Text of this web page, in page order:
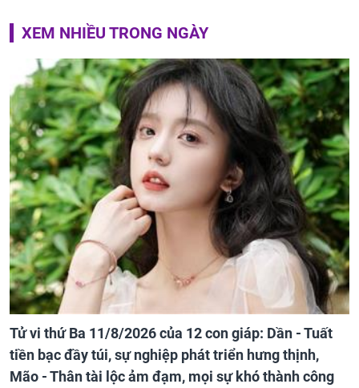
XEM NHIỀU TRONG NGÀY
Tử vi thứ Ba 11/8/2026 của 12 con giáp: Dần - Tuất
tiền bạc đầy túi, sự nghiệp phát triển hưng thịnh,
Mão - Thân tài lộc ảm đạm, mọi sự khó thành công